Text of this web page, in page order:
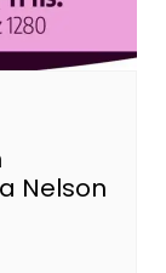
Nelson